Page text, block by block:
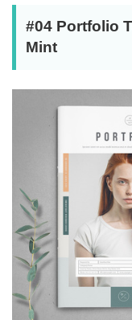
#04 Portfolio
Mint